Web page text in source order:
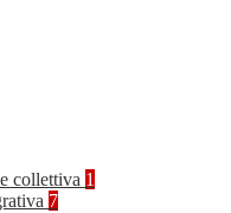
collettiva 1
7